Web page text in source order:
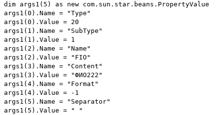
dim args1(5) as new com.sun.star.beans.PropertyValue
args1(0).Name = "Type"
args1(0).Value = 20
args1(1).Name = "SubType"
args1(1).Value = 1
args1(2).Name = "Name"
args1(2).Value = "FIO"
args1(3).Name = "Content"
args1(3).Value = "ФИО222"
args1(4).Name = "Format"
args1(4).Value = -1
args1(5).Name = "Separator"
args1(5).Value = " "